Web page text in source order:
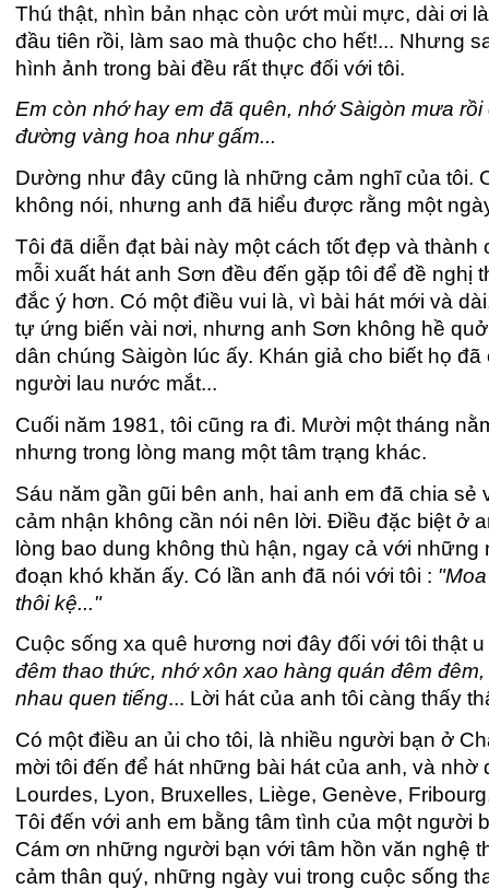
Thú thật, nhìn bản nhạc còn ướt mùi mực, dài ơi
đầu tiên rồi, làm sao mà thuộc cho hết!... Nhưng
hình ảnh trong bài đều rất thực đối với tôi.
Em còn nhớ hay em đã quên, nhớ Sàigòn mưa
đường vàng hoa như gấm...
Dường như đây cũng là những cảm nghĩ của tôi.
không nói, nhưng anh đã hiểu được rằng một
Tôi đã diễn đạt bài này một cách tốt đẹp và
mỗi xuất hát anh Sơn đều đến gặp tôi để đề
đắc ý hơn. Có một điều vui là, vì bài hát mới và
tự ứng biến vài nơi, nhưng anh Sơn không hề
dân chúng Sàigòn lúc ấy. Khán giả cho biết họ
người lau nước mắt...
Cuối năm 1981, tôi cũng ra đi. Mười một tháng
nhưng trong lòng mang một tâm trạng khác.
Sáu năm gần gũi bên anh, hai anh em đã chia
cảm nhận không cần nói nên lời. Điều đặc biệt ở
lòng bao dung không thù hận, ngay cả với
đoạn khó khăn ấy. Có lần anh đã nói với tôi :
thôi kệ..."
Cuộc sống xa quê hương nơi đây đối với tôi thật
đêm thao thức, nhớ xôn xao hàng quán đêm
nhau quen tiếng... Lời hát của anh tôi càng thấy
Có một điều an ủi cho tôi, là nhiều người bạn ở
mời tôi đến để hát những bài hát của anh, và
Lourdes, Lyon, Bruxelles, Liège, Genève,
Tôi đến với anh em bằng tâm tình của một người
Cám ơn những người bạn với tâm hồn văn nghệ
cảm thân quý, những ngày vui trong cuộc sống